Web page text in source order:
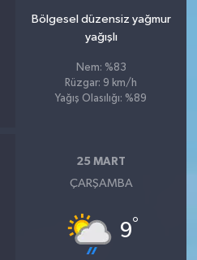
Bölgesel düzensiz yağmur
yağışlı
Nem: %83
Rüzgar: 9 km/h
Yağış Olasılığı: %89
25 MART
ÇARŞAMBA
9°